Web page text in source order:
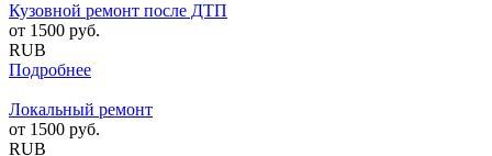
Кузовной ремонт после ДТП
от 1500 руб.
RUB
Подробнее
Локальный ремонт
от 1500 руб.
RUB